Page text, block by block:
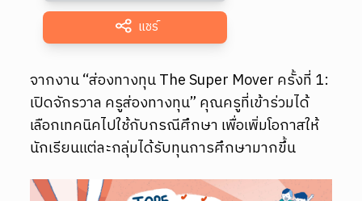
แชร์
จากงาน “ส่องทางทุน The Super Mover ครั้งที่ 1:
เปิดจักรวาล ครูส่องทางทุน” คุณครูที่เข้าร่วมได้
เลือกเทคนิคไปใช้กับกรณีศึกษา เพื่อเพิ่มโอกาสให้
นักเรียนแต่ละกลุ่มได้รับทุนการศึกษามากขึ้น